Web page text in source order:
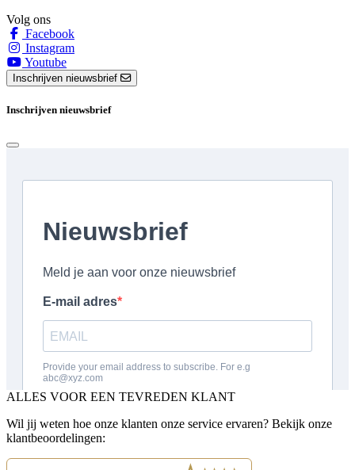
Volg ons
Facebook
Instagram
Youtube
Inschrijven nieuwsbrief
Inschrijven nieuwsbrief
ALLES VOOR EEN TEVREDEN KLANT
Wil jij weten hoe onze klanten onze service ervaren? Bekijk onze
klantbeoordelingen: